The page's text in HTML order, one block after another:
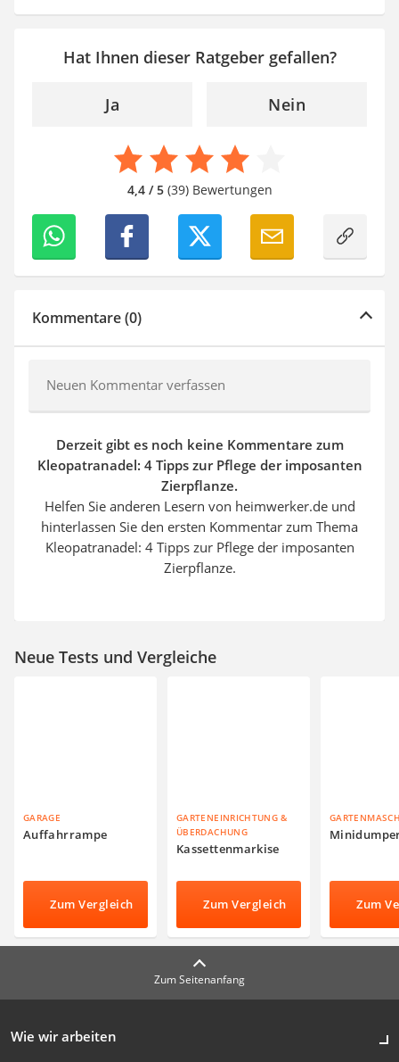
Hat Ihnen dieser Ratgeber gefallen?
Ja Nein
4,4 / 5(39) Bewertungen
Kommentare (0)
Neuen Kommentar verfassen
Derzeit gibt es noch keine Kommentare zum
Kleopatranadel: 4 Tipps zur Pflege der imposanten
Zierpflanze.
Helfen Sie anderen Lesern von heimwerker.de und
hinterlassen Sie den ersten Kommentar zum Thema
Kleopatranadel: 4 Tipps zur Pflege der imposanten
Zierpflanze.
Neue Tests und Vergleiche
GARAGE
Auffahrrampe
Zum Vergleich
GARTENEINRICHTUNG &
ÜBERDACHUNG
Kassettenmarkise
Zum Vergleich Zum
Zum Seitenanfang
Wie wir arbeiten